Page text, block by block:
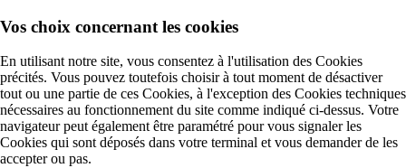
Vos choix concernant les cookies
En utilisant notre site, vous consentez à l'utilisation des Cookies
précités. Vous pouvez toutefois choisir à tout moment de désactiver
tout ou une partie de ces Cookies, à l'exception des Cookies techniques
nécessaires au fonctionnement du site comme indiqué ci-dessus. Votre
navigateur peut également être paramétré pour vous signaler les
Cookies qui sont déposés dans votre terminal et vous demander de les
accepter ou pas.